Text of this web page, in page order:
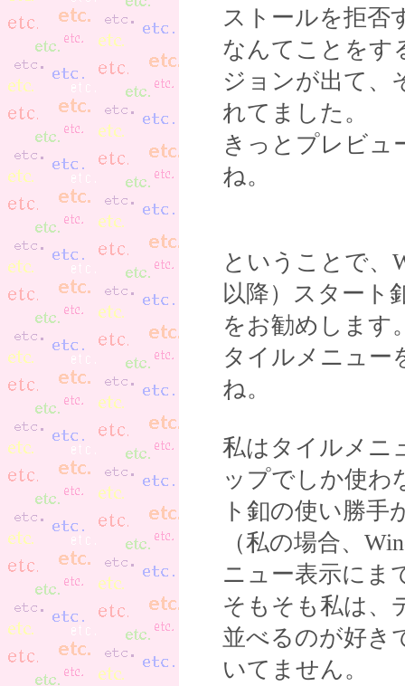
ストールを拒否
なんてことをす
ジョンが出て、
れてました。
きっとプレビュ
ね。
ということで、
以降）スタート
をお勧めします
タイルメニュー
ね。
私はタイルメニ
ップでしか使わ
ト釦の使い勝手
（私の場合、
ニュー表示にま
そもそも私は、
並べるのが好き
いてません。